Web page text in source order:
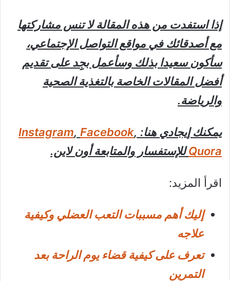
إذا استفدت من هذه المقالة لا تنس مشاركتها
مع أصدقائك في مواقع التواصل الإجتماعي،
سأكون سعيدا بذلك وسأعمل بجِِد على تقديم
أفضل المقالات الخاصة بالتغذية الصحية
والرياضة.
يمكنك إيجادي هنا: Instagram, Facebook,
Quoraللإستفسار والمتابعة أون لاين.
اقرأ المزيد:
إليك أهم مسببات التعب العضلي وكيفية
علاجه
تعرف على كيفية قضاء يوم الراحة بعد
التمرين